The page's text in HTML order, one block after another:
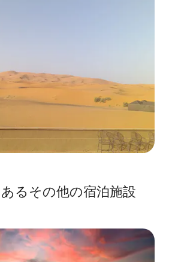
るその他の宿泊施設